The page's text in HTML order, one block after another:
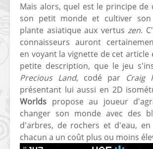
Mais alors, quel est le principe de
son petit monde et cultiver son
plante asiatique aux vertuszen.
connaisseurs auront
en voyant la vignette de cet article
petite description, que le jeu
Precious Land, codé par Craig
présentant lui aussi en 2D
Worlds propose au joueur
changer son monde avec des
d'arbres, de rochers et d'eau, en
chacun a un coût plus ou moins